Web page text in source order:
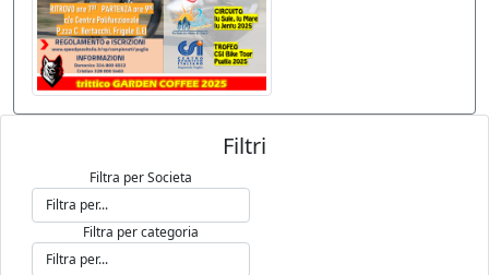
Filtri
Filtra per Societa
Filtra per categoria